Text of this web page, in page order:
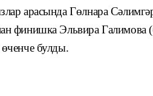
арасында Гөлнара
финишка Эль­вира Галимова
булды.